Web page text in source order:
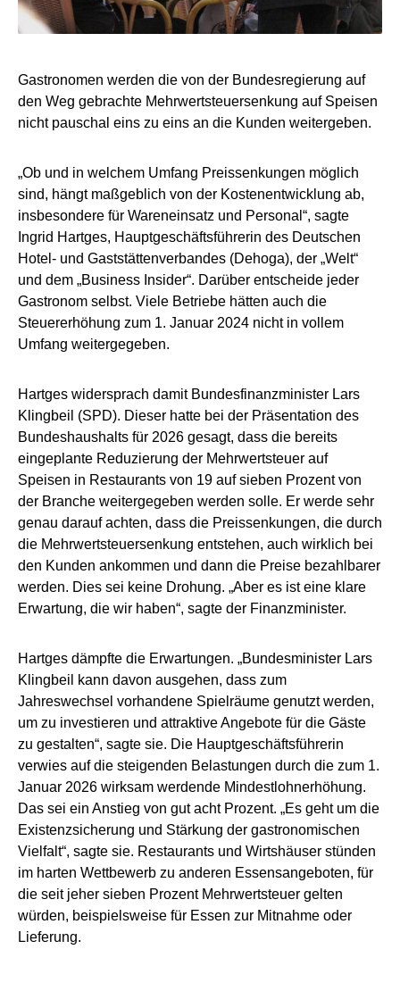
Gastronomen werden die von der Bundesregierung auf
den Weg gebrachte Mehrwertsteuersenkung auf Speisen
nicht pauschal eins zu eins an die Kunden weitergeben.
„Ob und in welchem Umfang Preissenkungen möglich
sind, hängt maßgeblich von der Kostenentwicklung ab,
insbesondere für Wareneinsatz und Personal“, sagte
Ingrid Hartges, Hauptgeschäftsführerin des Deutschen
Hotel- und Gaststättenverbandes (Dehoga), der „Welt“
und dem „Business Insider“. Darüber entscheide jeder
Gastronom selbst. Viele Betriebe hätten auch die
Steuererhöhung zum 1. Januar 2024 nicht in vollem
Umfang weitergegeben.
Hartges widersprach damit Bundesfinanzminister Lars
Klingbeil (SPD). Dieser hatte bei der Präsentation des
Bundeshaushalts für 2026 gesagt, dass die bereits
eingeplante Reduzierung der Mehrwertsteuer auf
Speisen in Restaurants von 19 auf sieben Prozent von
der Branche weitergegeben werden solle. Er werde sehr
genau darauf achten, dass die Preissenkungen, die durch
die Mehrwertsteuersenkung entstehen, auch wirklich bei
den Kunden ankommen und dann die Preise bezahlbarer
werden. Dies sei keine Drohung. „Aber es ist eine klare
Erwartung, die wir haben“, sagte der Finanzminister.
Hartges dämpfte die Erwartungen. „Bundesminister Lars
Klingbeil kann davon ausgehen, dass zum
Jahreswechsel vorhandene Spielräume genutzt werden,
um zu investieren und attraktive Angebote für die Gäste
zu gestalten“, sagte sie. Die Hauptgeschäftsführerin
verwies auf die steigenden Belastungen durch die zum 1.
Januar 2026 wirksam werdende Mindestlohnerhöhung.
Das sei ein Anstieg von gut acht Prozent. „Es geht um die
Existenzsicherung und Stärkung der gastronomischen
Vielfalt“, sagte sie. Restaurants und Wirtshäuser stünden
im harten Wettbewerb zu anderen Essensangeboten, für
die seit jeher sieben Prozent Mehrwertsteuer gelten
würden, beispielsweise für Essen zur Mitnahme oder
Lieferung.